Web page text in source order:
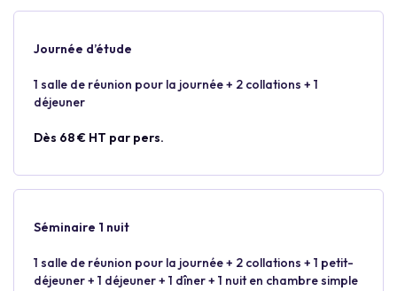
Journée d’étude
1 salle de réunion pour la journée + 2 collations + 1
déjeuner
Dès 68 € HT par pers.
Séminaire 1 nuit
1 salle de réunion pour la journée + 2 collations + 1 petit-
déjeuner + 1 déjeuner + 1 dîner + 1 nuit en chambre simple